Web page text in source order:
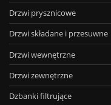
Drzwi prysznicowe
Drzwi składane i przesuwne
Drzwi wewnętrzne
Drzwi zewnętrzne
Dzbanki filtrujące